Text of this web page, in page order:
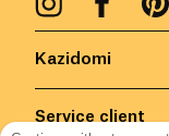
Kazidomi
Service client